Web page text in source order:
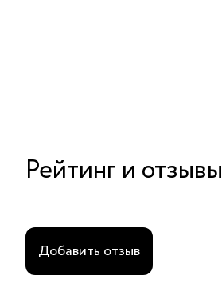
Рейтинг и отзывы
Добавить отзыв